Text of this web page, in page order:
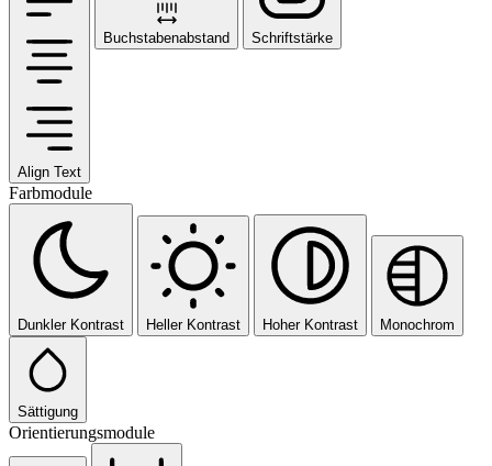
Align Text
Buchstabenabstand Schriftstärke
Farbmodule
Dunkler Kontrast Heller Kontrast Hoher Kontrast Monochrom
Sättigung
Orientierungsmodule